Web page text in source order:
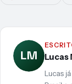
LM Lucas
Lucas